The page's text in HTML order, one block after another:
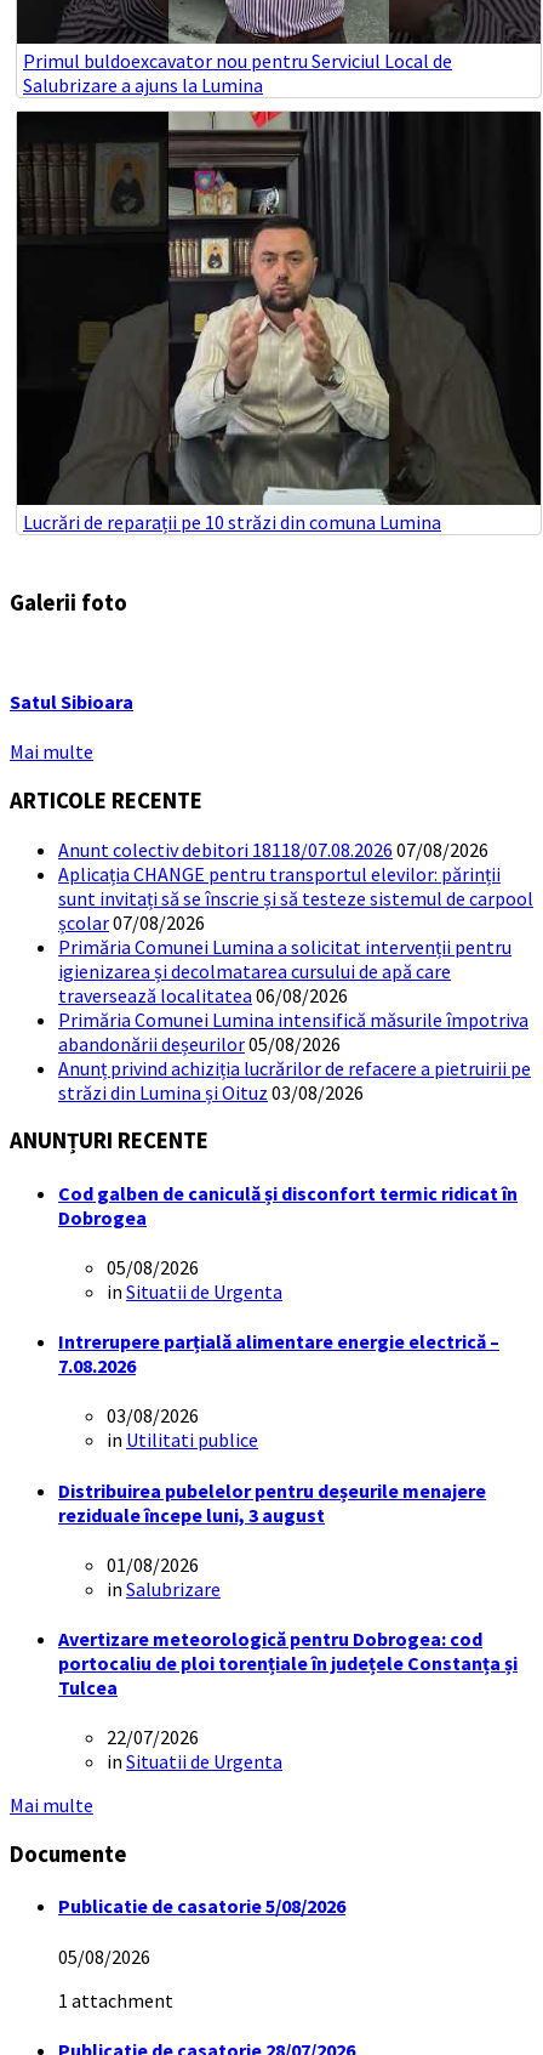
Primul buldoexcavator nou pentru Serviciul Local de
Salubrizare a ajuns la Lumina
Lucrări de reparații pe 10 străzi din comuna Lumina
Galerii foto
Satul Sibioara
Mai multe
ARTICOLE RECENTE
Anunt colectiv debitori 18118/07.08.2026 07/08/2026
Aplicația CHANGE pentru transportul elevilor: părinții
sunt invitați să se înscrie și să testeze sistemul de carpool
școlar07/08/2026
Primăria Comunei Lumina a solicitat intervenții pentru
igienizarea și decolmatarea cursului de apă care
traversează localitatea 06/08/2026
Primăria Comunei Lumina intensifică măsurile împotriva
abandonării deșeurilor05/08/2026
Anunț privind achiziția lucrărilor de refacere a pietruirii pe
străzi din Lumina și Oituz 03/08/2026
ANUNȚURI RECENTE
Cod galben de caniculă și disconfort termic ridicat în
Dobrogea
05/08/2026
in Situatii de Urgenta
Intrerupere parțială alimentare energie electrică –
7.08.2026
03/08/2026
in Utilitati publice
Distribuirea pubelelor pentru deșeurile menajere
reziduale începe luni, 3 august
01/08/2026
in Salubrizare
Avertizare meteorologică pentru Dobrogea: cod
portocaliu de ploi torențiale în județele Constanța și
Tulcea
22/07/2026
in Situatii de Urgenta
Mai multe
Documente
Publicatie de casatorie 5/08/2026
05/08/2026
1 attachment
Publicatie de casatorie 28/07/2026